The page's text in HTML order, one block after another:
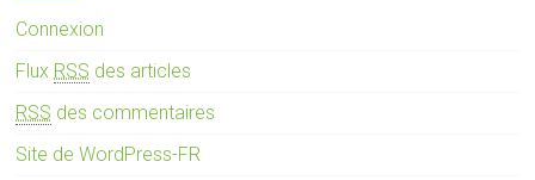
Connexion
Flux RSS des articles
RSS des commentaires
Site de WordPress-FR